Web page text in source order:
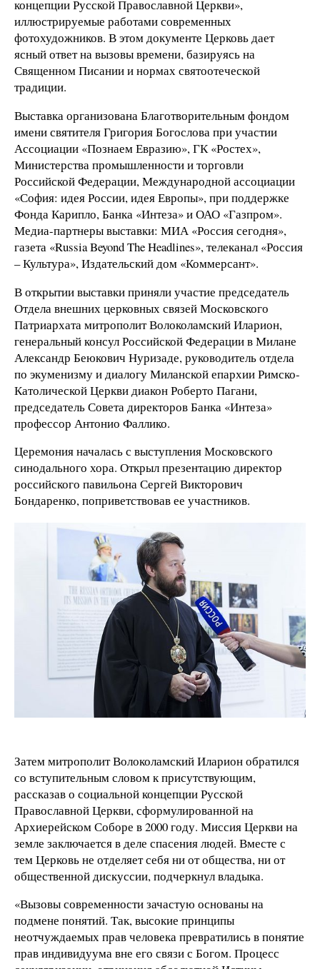
концепции Русской Православной Церкви»,
иллюстрируемые работами современных
фотохудожников. В этом документе Церковь дает
ясный ответ на вызовы времени, базируясь на
Священном Писании и нормах святоотеческой
традиции.
Выставка организована Благотворительным фондом
имени святителя Григория Богослова при участии
Ассоциации «Познаем Евразию», ГК «Ростех»,
Министерства промышленности и торговли
Российской Федерации, Международной ассоциации
«София: идея России, идея Европы», при поддержке
Фонда Карипло, Банка «Интеза» и ОАО «Газпром».
Медиа-партнеры выставки: МИА «Россия сегодня»,
газета «Russia Beyond The Headlines», телеканал «Россия
– Культура», Издательский дом «Коммерсант».
В открытии выставки приняли участие председатель
Отдела внешних церковных связей Московского
Патриархата митрополит Волоколамский Иларион,
генеральный консул Российской Федерации в Милане
Александр Беюкович Нуризаде, руководитель отдела
по экуменизму и диалогу Миланской епархии Римско-
Католической Церкви диакон Роберто Пагани,
председатель Совета директоров Банка «Интеза»
профессор Антонио Фаллико.
Церемония началась с выступления Московского
синодального хора. Открыл презентацию директор
российского павильона Сергей Викторович
Бондаренко, поприветствовав ее участников.
Затем митрополит Волоколамский Иларион обратился
со вступительным словом к присутствующим,
рассказав о социальной концепции Русской
Православной Церкви, сформулированной на
Архиерейском Соборе в 2000 году. Миссия Церкви на
земле заключается в деле спасения людей. Вместе с
тем Церковь не отделяет себя ни от общества, ни от
общественной дискуссии, подчеркнул владыка.
«Вызовы современности зачастую основаны на
подмене понятий. Так, высокие принципы
неотчуждаемых прав человека превратились в понятие
прав индивидуума вне его связи с Богом. Процесс